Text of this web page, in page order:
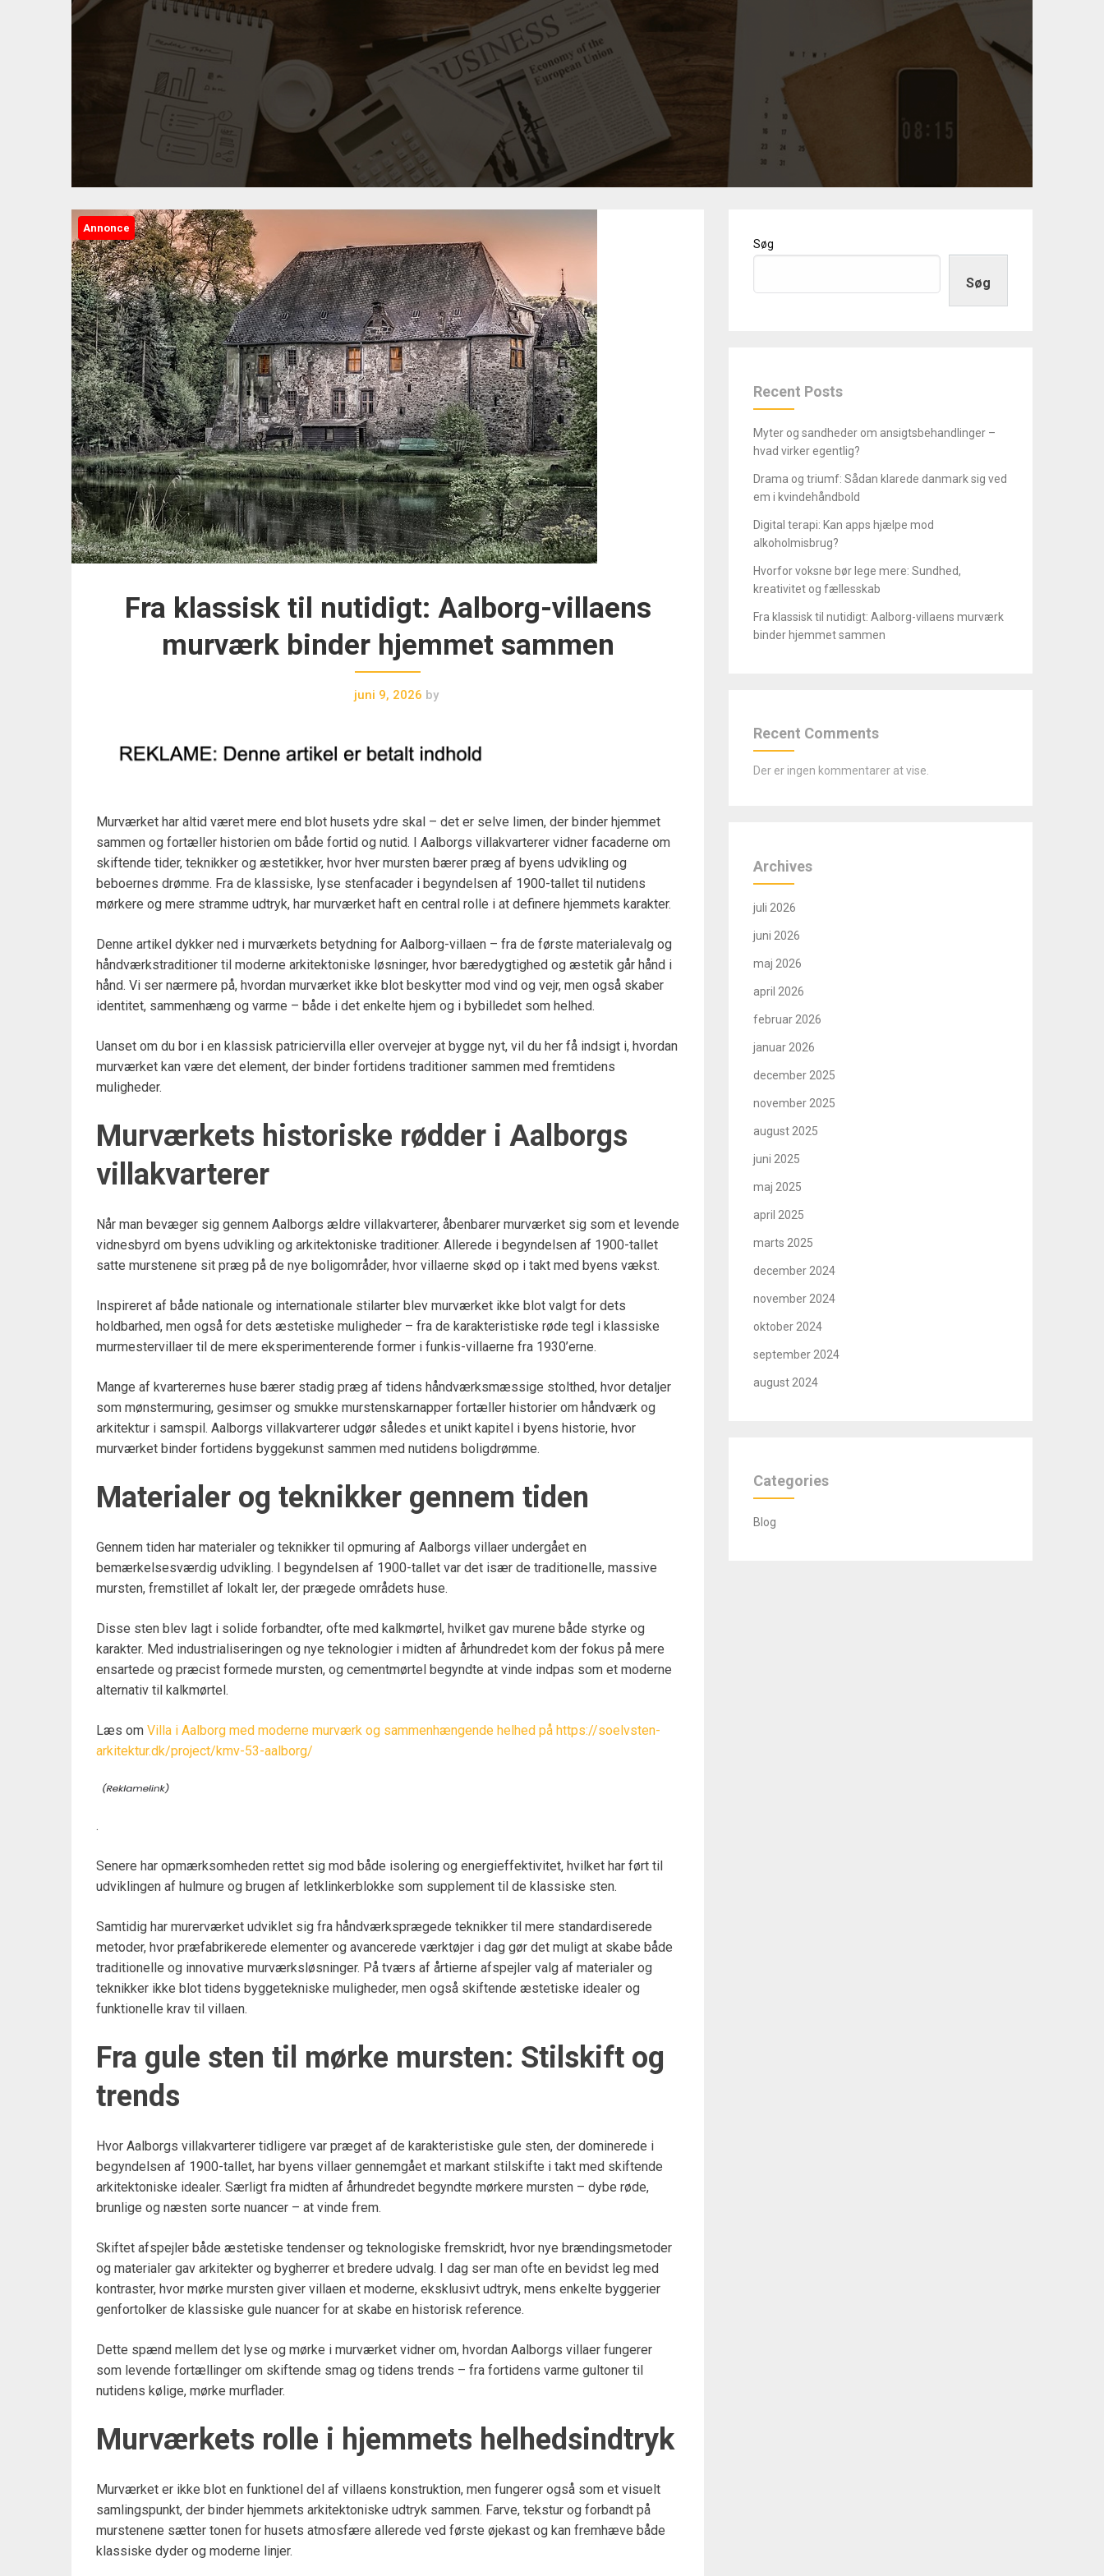
Annonce
Fra klassisk til nutidigt: Aalborg-villaens
murværk binder hjemmet sammen
juni 9, 2026 by
Murværket har altid været mere end blot husets ydre skal – det er selve limen, der binder hjemmet
sammen og fortæller historien om både fortid og nutid. I Aalborgs villakvarterer vidner facaderne om
skiftende tider, teknikker og æstetikker, hvor hver mursten bærer præg af byens udvikling og
beboernes drømme. Fra de klassiske, lyse stenfacader i begyndelsen af 1900-tallet til nutidens
mørkere og mere stramme udtryk, har murværket haft en central rolle i at definere hjemmets karakter.
Denne artikel dykker ned i murværkets betydning for Aalborg-villaen – fra de første materialevalg og
håndværkstraditioner til moderne arkitektoniske løsninger, hvor bæredygtighed og æstetik går hånd i
hånd. Vi ser nærmere på, hvordan murværket ikke blot beskytter mod vind og vejr, men også skaber
identitet, sammenhæng og varme – både i det enkelte hjem og i bybilledet som helhed.
Uanset om du bor i en klassisk patriciervilla eller overvejer at bygge nyt, vil du her få indsigt i, hvordan
murværket kan være det element, der binder fortidens traditioner sammen med fremtidens
muligheder.
Murværkets historiske rødder i Aalborgs
villakvarterer
Når man bevæger sig gennem Aalborgs ældre villakvarterer, åbenbarer murværket sig som et levende
vidnesbyrd om byens udvikling og arkitektoniske traditioner. Allerede i begyndelsen af 1900-tallet
satte murstenene sit præg på de nye boligområder, hvor villaerne skød op i takt med byens vækst.
Inspireret af både nationale og internationale stilarter blev murværket ikke blot valgt for dets
holdbarhed, men også for dets æstetiske muligheder – fra de karakteristiske røde tegl i klassiske
murmestervillaer til de mere eksperimenterende former i funkis-villaerne fra 1930’erne.
Mange af kvarterernes huse bærer stadig præg af tidens håndværksmæssige stolthed, hvor detaljer
som mønstermuring, gesimser og smukke murstenskarnapper fortæller historier om håndværk og
arkitektur i samspil. Aalborgs villakvarterer udgør således et unikt kapitel i byens historie, hvor
murværket binder fortidens byggekunst sammen med nutidens boligdrømme.
Materialer og teknikker gennem tiden
Gennem tiden har materialer og teknikker til opmuring af Aalborgs villaer undergået en
bemærkelsesværdig udvikling. I begyndelsen af 1900-tallet var det især de traditionelle, massive
mursten, fremstillet af lokalt ler, der prægede områdets huse.
Disse sten blev lagt i solide forbandter, ofte med kalkmørtel, hvilket gav murene både styrke og
karakter. Med industrialiseringen og nye teknologier i midten af århundredet kom der fokus på mere
ensartede og præcist formede mursten, og cementmørtel begyndte at vinde indpas som et moderne
alternativ til kalkmørtel.
Læs om Villa i Aalborg med moderne murværk og sammenhængende helhed på https://soelvsten-
arkitektur.dk/project/kmv-53-aalborg/
.
Senere har opmærksomheden rettet sig mod både isolering og energieffektivitet, hvilket har ført til
udviklingen af hulmure og brugen af letklinkerblokke som supplement til de klassiske sten.
Samtidig har murerværket udviklet sig fra håndværksprægede teknikker til mere standardiserede
metoder, hvor præfabrikerede elementer og avancerede værktøjer i dag gør det muligt at skabe både
traditionelle og innovative murværksløsninger. På tværs af årtierne afspejler valg af materialer og
teknikker ikke blot tidens byggetekniske muligheder, men også skiftende æstetiske idealer og
funktionelle krav til villaen.
Fra gule sten til mørke mursten: Stilskift og
trends
Hvor Aalborgs villakvarterer tidligere var præget af de karakteristiske gule sten, der dominerede i
begyndelsen af 1900-tallet, har byens villaer gennemgået et markant stilskifte i takt med skiftende
arkitektoniske idealer. Særligt fra midten af århundredet begyndte mørkere mursten – dybe røde,
brunlige og næsten sorte nuancer – at vinde frem.
Skiftet afspejler både æstetiske tendenser og teknologiske fremskridt, hvor nye brændingsmetoder
og materialer gav arkitekter og bygherrer et bredere udvalg. I dag ser man ofte en bevidst leg med
kontraster, hvor mørke mursten giver villaen et moderne, eksklusivt udtryk, mens enkelte byggerier
genfortolker de klassiske gule nuancer for at skabe en historisk reference.
Dette spænd mellem det lyse og mørke i murværket vidner om, hvordan Aalborgs villaer fungerer
som levende fortællinger om skiftende smag og tidens trends – fra fortidens varme gultoner til
nutidens kølige, mørke murflader.
Murværkets rolle i hjemmets helhedsindtryk
Murværket er ikke blot en funktionel del af villaens konstruktion, men fungerer også som et visuelt
samlingspunkt, der binder hjemmets arkitektoniske udtryk sammen. Farve, tekstur og forbandt på
murstenene sætter tonen for husets atmosfære allerede ved første øjekast og kan fremhæve både
klassiske dyder og moderne linjer.
Søg
Søg
Recent Posts
Myter og sandheder om ansigtsbehandlinger –
hvad virker egentlig?
Drama og triumf: Sådan klarede danmark sig ved
em i kvindehåndbold
Digital terapi: Kan apps hjælpe mod
alkoholmisbrug?
Hvorfor voksne bør lege mere: Sundhed,
kreativitet og fællesskab
Fra klassisk til nutidigt: Aalborg-villaens murværk
binder hjemmet sammen
Recent Comments
Der er ingen kommentarer at vise.
Archives
juli 2026
juni 2026
maj 2026
april 2026
februar 2026
januar 2026
december 2025
november 2025
august 2025
juni 2025
maj 2025
april 2025
marts 2025
december 2024
november 2024
oktober 2024
september 2024
august 2024
Categories
Blog